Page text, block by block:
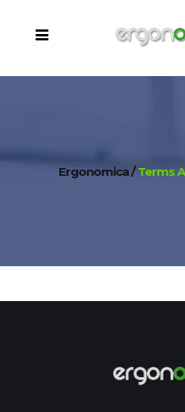
Ergonomica/Terms